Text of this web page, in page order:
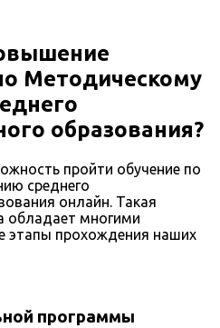
Методическому
образования?
пройти обучение по
среднего
онлайн. Такая
обладает многими
этапы прохождения наших
программы